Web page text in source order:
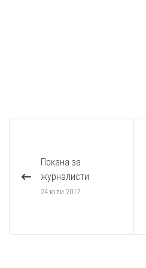
Покана за
журналисти
24 юли 2017